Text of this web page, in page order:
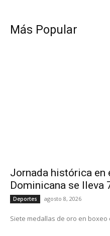
Más Popular
Jornada histórica en
Dominicana se lleva
Deportes agosto 8, 2026
Siete medallas de oro en